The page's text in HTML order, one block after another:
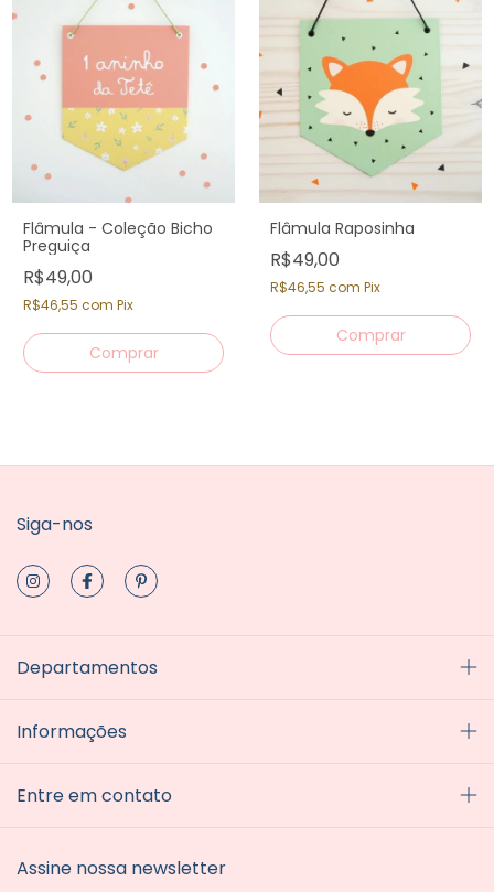
Flâmula - Coleção Bicho
Preguiça
R$49,00
R$46,55 com Pix
Flâmula Raposinha
R$49,00
R$46,55 com Pix
Siga-nos
Departamentos
Informações
Entre em contato
Assine nossa newsletter